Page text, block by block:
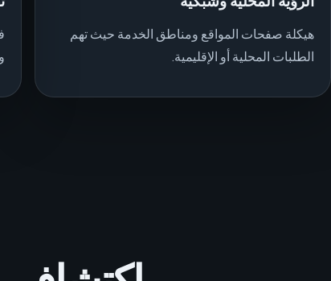
هيكلة صفحات المواقع ومناطق الخدمة حيث تهم
الطلبات المحلية أو الإقليمية.